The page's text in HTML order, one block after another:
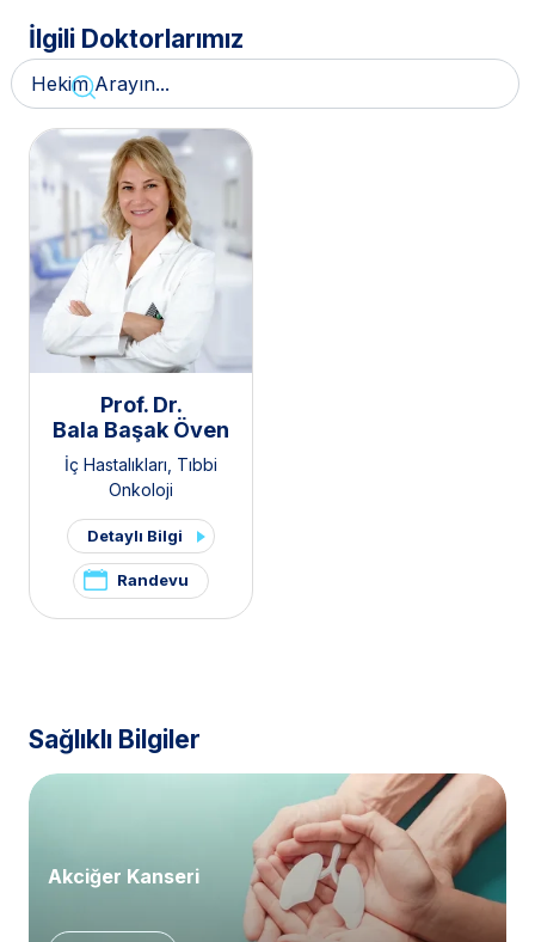
İlgili Doktorlarımız
Prof. Dr.
Bala Başak Öven
İç Hastalıkları Tıbbi
Onkoloji
Detaylı Bilgi
Randevu
Sağlıklı Bilgiler
Akciğer Kanseri